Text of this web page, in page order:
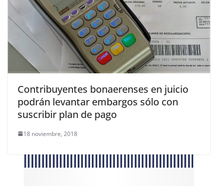
Contribuyentes bonaerenses en juicio
podrán levantar embargos sólo con
suscribir plan de pago
18 noviembre, 2018